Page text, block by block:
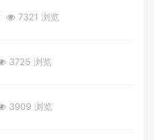
7321 浏览
3725 浏览
3909 浏览